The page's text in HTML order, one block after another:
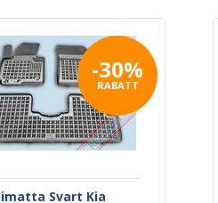
-30%
RABATT
Svart Kia